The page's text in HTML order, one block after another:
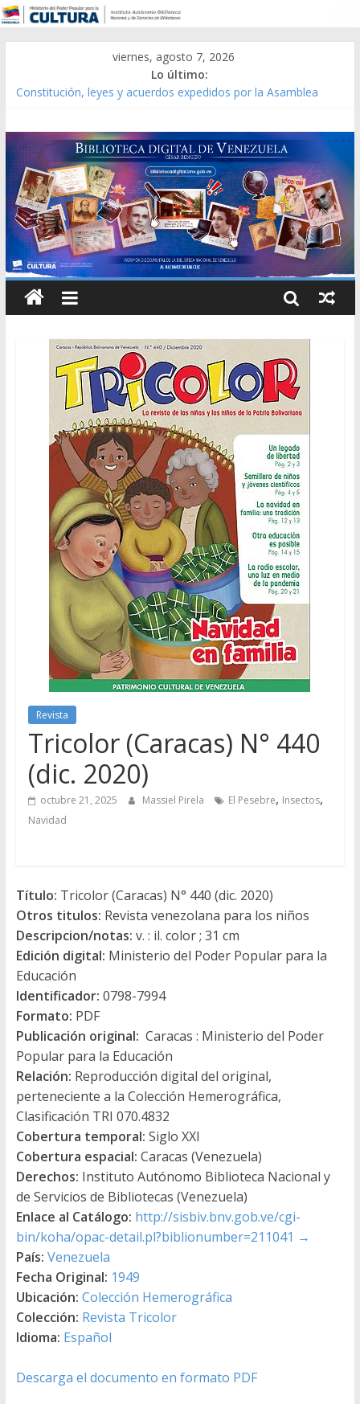
viernes, agosto 7, 2026
Lo último:
Constitución, leyes y acuerdos expedidos por la Asamblea
Modesta Bor Sánchez [material gráfico]
Gaceta Oficial de la República de Venezuela año CXXXIII Mes V,
Caracas 09 de marzo de 2006 N° 38.394
Catálogo temático de obras de Modesta Bor
Revista
Tricolor (Caracas) N° 440
(dic. 2020)
octubre 21, 2025 Massiel Pirela El Pesebre, Insectos,
Navidad
Título: Tricolor (Caracas) N° 440 (dic. 2020)
Otros titulos: Revista venezolana para los niños
Descripcion/notas: v. : il. color ; 31 cm
Edición digital: Ministerio del Poder Popular para la
Educación
Identificador: 0798-7994
Formato: PDF
Publicación original: Caracas : Ministerio del Poder
Popular para la Educación
Relación: Reproducción digital del original,
perteneciente a la Colección Hemerográfica,
Clasificación TRI 070.4832
Cobertura temporal: Siglo XXI
Cobertura espacial: Caracas (Venezuela)
Derechos: Instituto Autónomo Biblioteca Nacional y
de Servicios de Bibliotecas (Venezuela)
Enlace al Catálogo: http://sisbiv.bnv.gob.ve/cgi-
bin/koha/opac-detail.pl?biblionumber=211041 →
País: Venezuela
Fecha Original: 1949
Ubicación: Colección Hemerográfica
Colección: Revista Tricolor
Idioma: Español
Descarga el documento en formato PDF